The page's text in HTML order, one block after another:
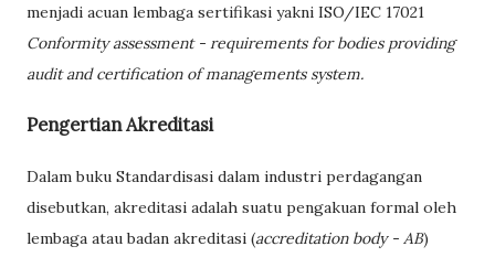
menjadi acuan lembaga sertifikasi yakni ISO/IEC 17021
Conformity assessment - requirements for bodies providing
audit and certification of managements system.
Pengertian Akreditasi
Dalam buku Standardisasi dalam industri perdagangan
disebutkan, akreditasi adalah suatu pengakuan formal oleh
lembaga atau badan akreditasi (accreditation body - AB)